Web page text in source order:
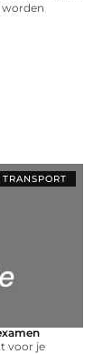
worden
voor je